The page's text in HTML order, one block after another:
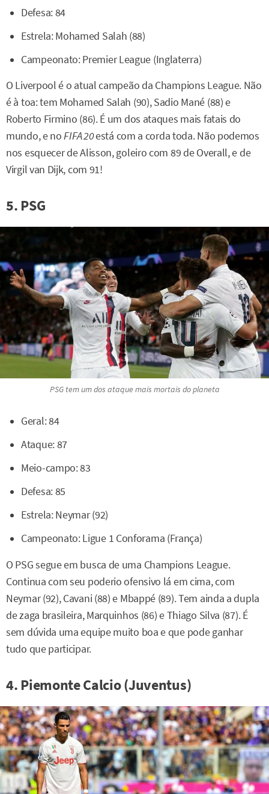
Defesa: 84
Estrela: Mohamed Salah (88)
Campeonato: Premier League (Inglaterra)
O Liverpool é o atual campeão da Champions League. Não
é à toa: tem Mohamed Salah (90), Sadio Mané (88) e
Roberto Firmino (86). É um dos ataques mais fatais do
mundo, e noFIFA 20está com a corda toda. Não podemos
nos esquecer de Alisson, goleiro com 89 de Overall, e de
Virgil van Dijk, com 91!
5. PSG
PSG tem um dos ataque mais mortais do planeta
Geral: 84
Ataque: 87
Meio-campo: 83
Defesa: 85
Estrela: Neymar (92)
Campeonato: Ligue 1 Conforama (França)
O PSG segue em busca de uma Champions League.
Continua com seu poderio ofensivo lá em cima, com
Neymar (92), Cavani (88) e Mbappé (89). Tem ainda a dupla
de zaga brasileira, Marquinhos (86) e Thiago Silva (87). É
sem dúvida uma equipe muito boa e que pode ganhar
tudo que participar.
4. Piemonte Calcio (Juventus)